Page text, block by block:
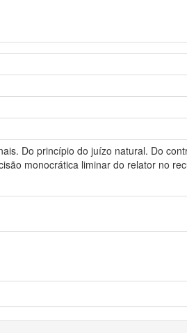
Do princípio do juízo natural. Do
monocrática liminar do relator no